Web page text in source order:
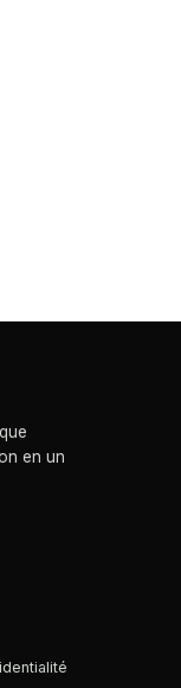
en un